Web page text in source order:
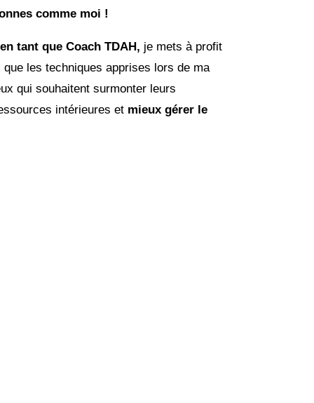
comme moi !
en tant que Coach TDAH, je mets à profit
les techniques apprises lors de ma
qui souhaitent surmonter leurs
intérieures et mieux gérer le